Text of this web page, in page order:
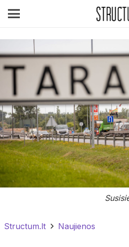
Structum.lt Naujienos